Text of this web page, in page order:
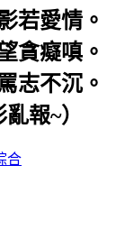
若愛情。
貪癡嗔。
志不沉。
報~）
合